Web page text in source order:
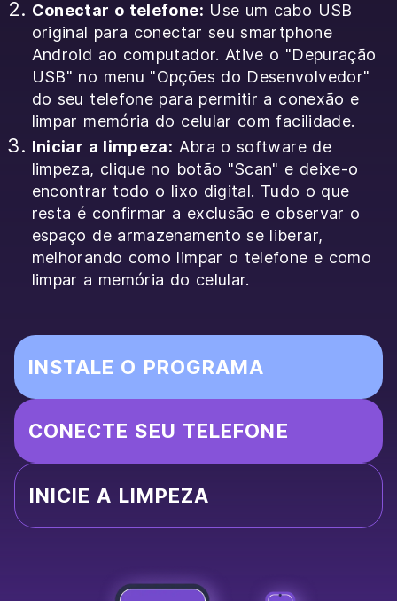
Conectar o telefone: Use um cabo USB
original para conectar seu smartphone
Android ao computador. Ative o "Depuração
USB" no menu "Opções do Desenvolvedor"
do seu telefone para permitir a conexão e
limpar memória do celular com facilidade.
Iniciar a limpeza: Abra o software de
limpeza, clique no botão "Scan" e deixe-o
encontrar todo o lixo digital. Tudo o que
resta é confirmar a exclusão e observar o
espaço de armazenamento se liberar,
melhorando como limpar o telefone e como
limpar a memória do celular.
INSTALE O PROGRAMA
CONECTE SEU TELEFONE
INICIE A LIMPEZA